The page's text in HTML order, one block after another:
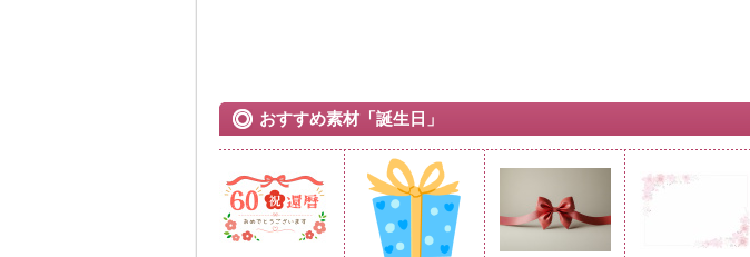
おすすめ素材「誕生日」